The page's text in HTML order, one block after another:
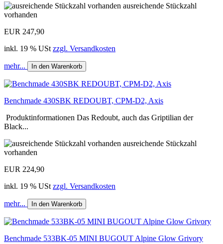
ausreichende Stückzahl
vorhanden
EUR 247,90
inkl. 19 % USt zzgl. Versandkosten
mehr... In den Warenkorb
Benchmade 430SBK REDOUBT, CPM-D2, Axis
Produktinformationen Das Redoubt, auch das Griptilian der
Black...
ausreichende Stückzahl
vorhanden
EUR 224,90
inkl. 19 % USt zzgl. Versandkosten
mehr... In den Warenkorb
Benchmade 533BK-05 MINI BUGOUT Alpine Glow Grivory